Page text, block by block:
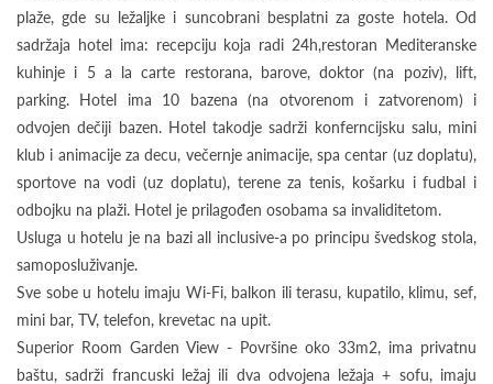
plaže, gde su ležaljke i suncobrani besplatni za goste hotela. Od
sadržaja hotel ima: recepciju koja radi 24h,restoran Mediteranske
kuhinje i 5 a la carte restorana, barove, doktor (na poziv), lift,
parking. Hotel ima 10 bazena (na otvorenom i zatvorenom) i
odvojen dečiji bazen. Hotel takodje sadrži konferncijsku salu, mini
klub i animacije za decu, večernje animacije, spa centar (uz doplatu),
sportove na vodi (uz doplatu), terene za tenis, košarku i fudbal i
odbojku na plaži. Hotel je prilagođen osobama sa invaliditetom.
Usluga u hotelu je na bazi all inclusive-a po principu švedskog stola,
samoposluživanje.
Sve sobe u hotelu imaju Wi-Fi, balkon ili terasu, kupatilo, klimu, sef,
mini bar, TV, telefon, krevetac na upit.
Superior Room Garden View - Površine oko 33m2, ima privatnu
baštu, sadrži francuski ležaj ili dva odvojena ležaja + sofu, imaju